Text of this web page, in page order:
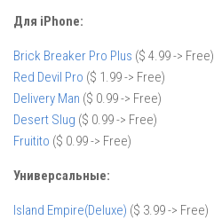
Для iPhone:
Brick Breaker Pro Plus ($ 4.99 -> Free)
Red Devil Pro ($ 1.99 -> Free)
Delivery Man ($ 0.99 -> Free)
Desert Slug ($ 0.99 -> Free)
Fruitito ($ 0.99 -> Free)
Универсальные:
Island Empire(Deluxe) ($ 3.99 -> Free)